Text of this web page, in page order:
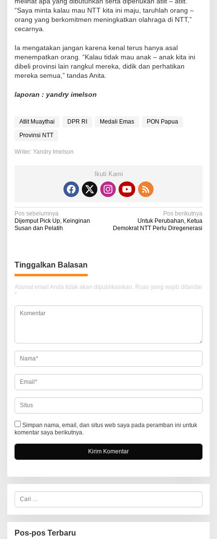
“Saya minta kalau mau NTT kita ini maju, taruhlah orang –
orang yang berkomitmen meningkatkan olahraga di NTT,”
cecarnya.
Ia mengatakan jangan karena kenal terus hanya asal
menempatkan orang. “Kalau tidak mau anak – anak kita ini
dibeli provinsi lain rangkul mereka, didik dan perhatikan
mereka semua,” tandas Anita.
laporan : yandry imelson
Atlit Muaythai DPR RI Medali Emas
PON Papua
Provinsi NTT
Writer: Yandry Imelson
Ikuti Kami
N
a
i
g
a
s
o
s
Pos sebelumnya
Dijemput Pick Up, Keinginan
Susan dan Pelatih
Pos berikutnya
Untuk Perubahan, Ketua
Demokrat NTT Perlu Diregenerasi
Tinggalkan Balasan
Alamat email Anda tidak akan dipublikasikan. Ruas yang wajib ditandai
*
Simpan nama, email, dan situs web saya pada peramban ini untuk
komentar saya berikutnya.
C
r
i
u
nPos-pos Terbaru